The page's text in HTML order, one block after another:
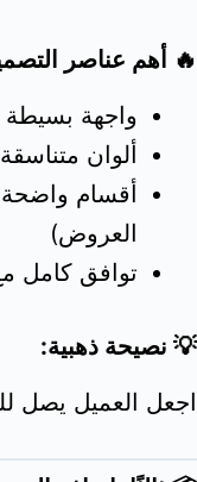
🔥 أهم عناصر
واجهة
ألوان
أقسام واضحة
العروض)
توافق كامل
💡 نصيحة ذهبية:
اجعل العميل يصل